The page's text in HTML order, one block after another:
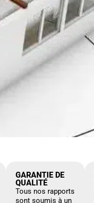
GARANTIE DE
QUALITÉ
Tous nos rapports
sont soumis à un